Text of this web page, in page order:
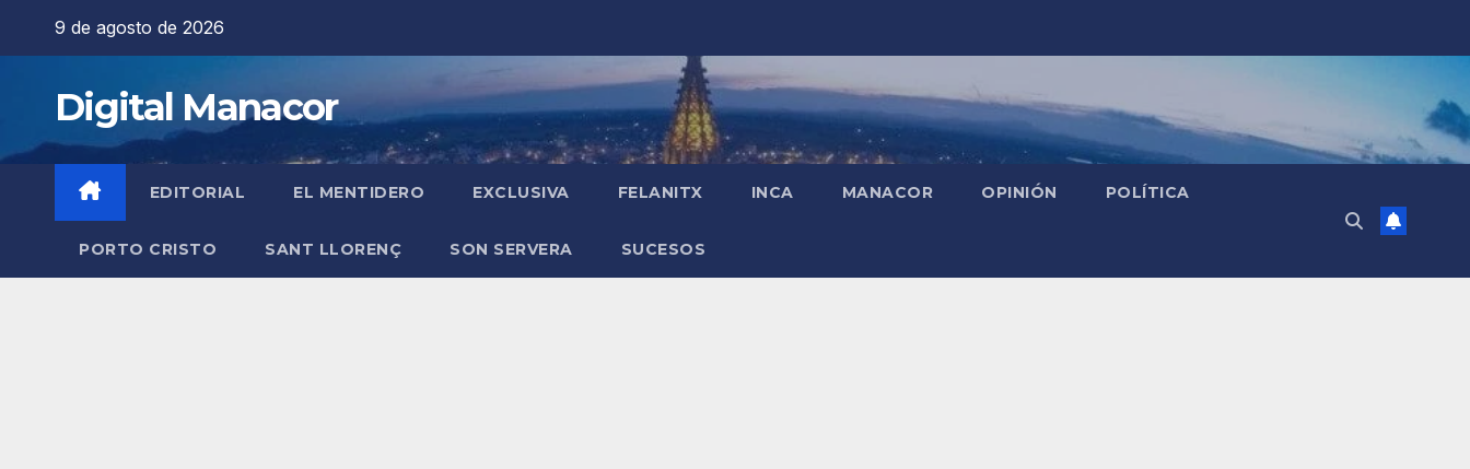
9 de agosto de 2026
Digital Manacor
EDITORIAL EL MENTIDERO EXCLUSIVA FELANITX INCA MANACOR OPINIÓN POLÍTICA
PORTO CRISTO SANT LLORENÇ SON SERVERA SUCESOS